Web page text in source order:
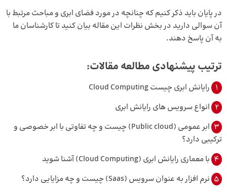
در پایان باید ذکر کنیم که چنانچه در مورد فضای ابری و مباحث مرتبط با
آن سوالی دارید در بخش نظرات این مقاله بیان کنید تا کارشناسان ما
به آن پاسخ دهند.
ترتیب پیشنهادی مطالعه مقالات:
1 رایانش ابری چیست Cloud Computing
2 انواع سرویس‌ های رایانش ابری
3
ابر عمومی (Public cloud) چیست و چه تفاوتی با ابر خصوصی و
ترکیبی دارد؟
4 با معماری رایانش ابری (Cloud Computing) آشنا شوید
5 نرم افزار به عنوان سرویس (Saas) چیست و چه مزایایی دارد؟